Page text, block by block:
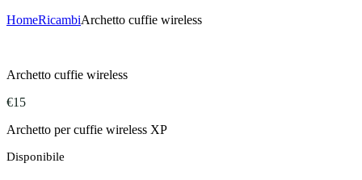
HomeRicambiArchetto cuffie wireless
Archetto cuffie wireless
€15
Archetto per cuffie wireless XP
Disponibile